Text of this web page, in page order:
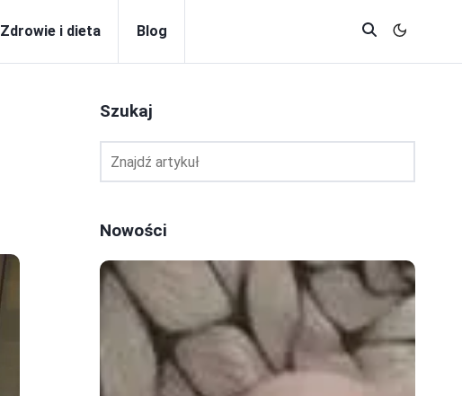
Zdrowie i dieta Blog
Szukaj
Nowości